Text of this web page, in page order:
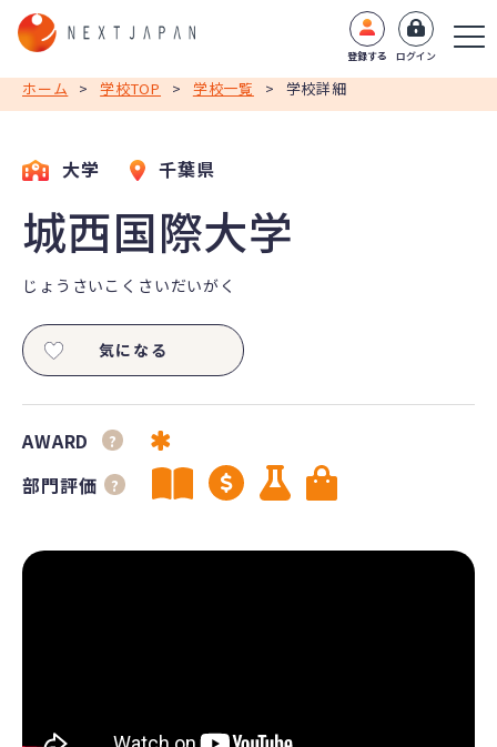
登録する ログイン
ホーム > 学校TOP > 学校一覧 > 学校詳細
大学 千葉県
城西国際大学
じょうさいこくさいだいがく
気になる
AWARD ?
部門評価 ?